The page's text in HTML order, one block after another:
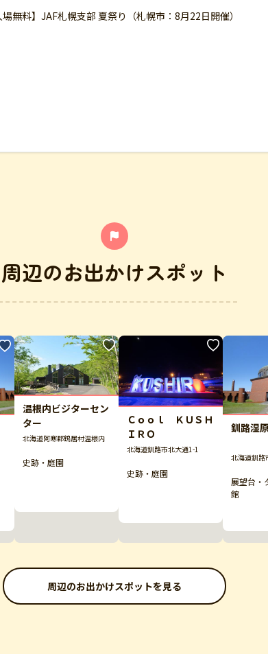
場無料】JAF札幌支部 夏祭り（札幌市：8月22日開催）
周辺のお出かけスポット
温根内ビジターセン
ター
北海道阿寒郡鶴居村温根内
史跡・庭園
Ｃｏｏｌ ＫＵＳＨ
ＩＲＯ
北海道釧路市北大通1-1
史跡・庭園
釧路湿
北海道釧路
展望台・
館
周辺のお出かけスポットを見る